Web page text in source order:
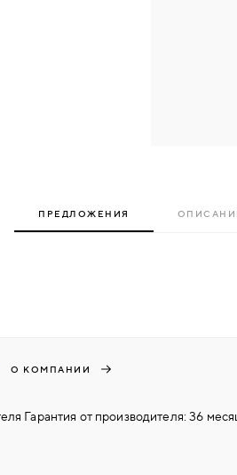
ПРЕДЛОЖЕНИЯ
О КОМПАНИИ
Гарантия от производителя: 36